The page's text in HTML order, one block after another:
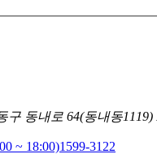
구 동내로 64(동내동1119)
~ 18:00)1599-3122